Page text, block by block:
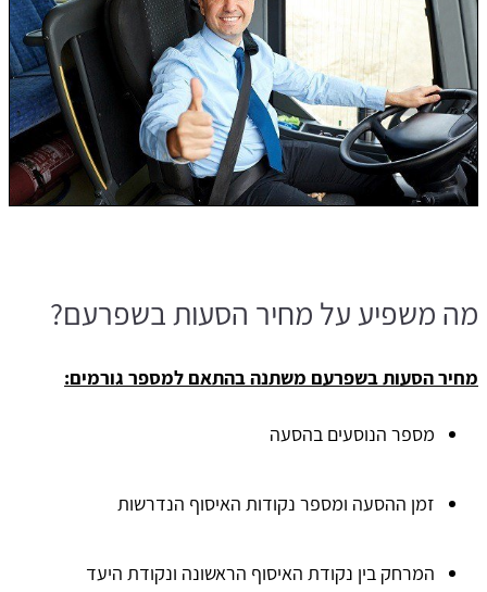
מה משפיע על מחיר הסעות בשפרעם?
מחיר הסעות בשפרעם משתנה בהתאם למספר גורמים:
מספר הנוסעים בהסעה
זמן ההסעה ומספר נקודות האיסוף הנדרשות
המרחק בין נקודת האיסוף הראשונה ונקודת היעד